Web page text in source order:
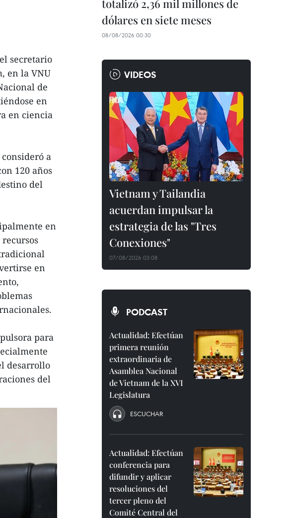
secretario
en la VNU
de
en
en ciencia
a
120 años
del
en
en
para
desarrollo
del
totalizó 2,36 mil millones de
dólares en siete meses
08/08/2026 00:30
VIDEOS
Vietnam y Tailandia
acuerdan impulsar la
estrategia de las "Tres
Conexiones"
07/08/2026 03:08
PODCAST
Actualidad: Efectúan
primera reunión
extraordinaria de
Asamblea Nacional
de Vietnam de la XVI
Legislatura
ESCUCHAR
Actualidad: Efectúan
conferencia para
difundir y aplicar
resoluciones del
tercer pleno del
Comité Central del